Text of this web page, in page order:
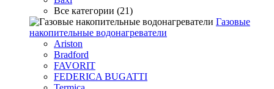
Все категории (21)
Газовые
накопительные водонагреватели
Ariston
Bradford
FAVORIT
FEDERICA BUGATTI